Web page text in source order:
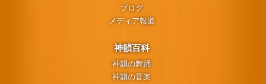
ブログ
メディア報道
神韻百科
神韻の舞踊
神韻の音楽